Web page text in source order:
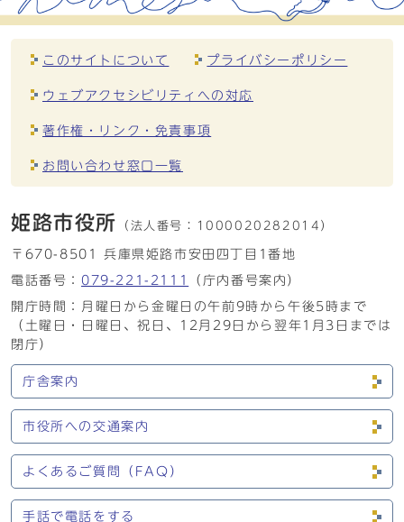
このサイトについて プライバシーポリシー
ウェブアクセシビリティへの対応
著作権・リンク・免責事項
お問い合わせ窓口一覧
姫路市役所 （法人番号： 1000020282014）
〒670-8501 兵庫県姫路市安田四丁目1番地
電話番号： 079-221-2111
（庁内番号案内）
開庁時間：月曜日から金曜日の午前9時から午後5時まで
（土曜日・日曜日、祝日、12月29日から翌年1月3日までは
閉庁）
庁舎案内
市役所への交通案内
よくあるご質問（FAQ）
手話で電話をする